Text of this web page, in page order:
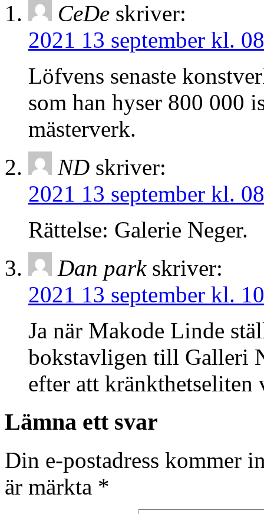
CeDe skriver:
2021 13 september kl.
Löfvens senaste
som han hyser 800 000
mästerverk.
ND skriver:
2021 13 september kl.
Rättelse: Galerie Neger.
Dan park skriver:
2021 13 september kl.
Ja när Makode Linde
bokstavligen till Galleri
efter att
Lämna ett svar
Din e-postadress kommer
är märkta *